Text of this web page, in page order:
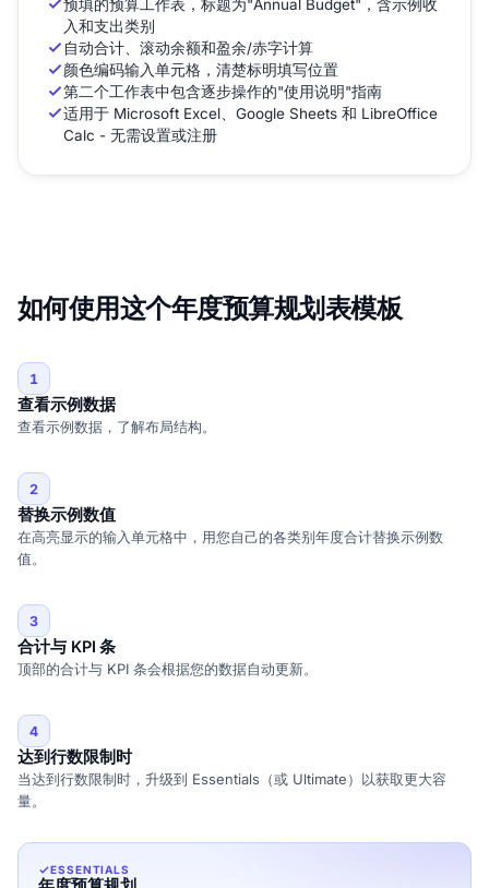
预填的预算工作表，标题为"Annual Budget"，含示例收
入和支出类别
自动合计、滚动余额和盈余/赤字计算
颜色编码输入单元格，清楚标明填写位置
第二个工作表中包含逐步操作的"使用说明"指南
适用于 Microsoft Excel、Google Sheets 和 LibreOffice
Calc - 无需设置或注册
如何使用这个年度预算规划表模板
1
查看示例数据
查看示例数据，了解布局结构。
2
替换示例数值
在高亮显示的输入单元格中，用您自己的各类别年度合计替换示例数
值。
3
合计与 KPI 条
顶部的合计与 KPI 条会根据您的数据自动更新。
4
达到行数限制时
当达到行数限制时，升级到 Essentials（或 Ultimate）以获取更大容
量。
ESSENTIALS